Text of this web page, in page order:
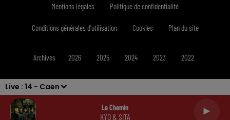
Live : 14 - Caen
Le Chemin
KYO & SITA
Mentions légales Politique de confidentialité
Conditions générales d'utilisation Cookies Plan du site
Archives 2026 2025 2024 2023 2022